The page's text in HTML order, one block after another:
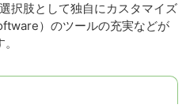
択肢として独自にカスタマイズ
）のツールの充実などが